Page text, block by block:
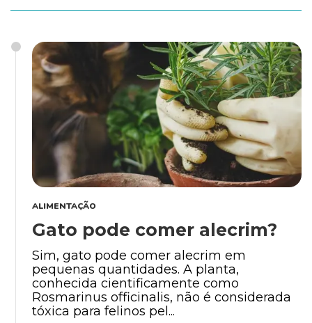
Higiene
Saúde
ALIMENTAÇÃO
Gato pode comer alecrim?
Sim, gato pode comer alecrim em
pequenas quantidades. A planta,
conhecida cientificamente como
Rosmarinus officinalis, não é considerada
tóxica para felinos pel...